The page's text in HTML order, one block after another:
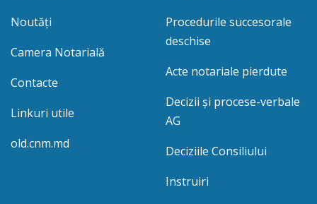
Noutăți
Camera Notarială
Contacte
Linkuri utile
old.cnm.md
Procedurile succesorale
deschise
Acte notariale pierdute
Decizii și procese-verbale
AG
Deciziile Consiliului
Instruiri